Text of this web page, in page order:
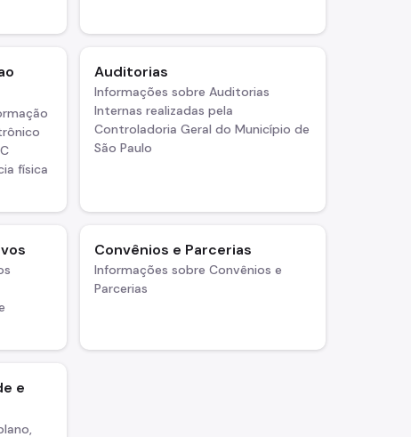
física
Auditorias
Informações sobre Auditorias
Internas realizadas pela
Controladoria Geral do Município de
São Paulo
Convênios e Parcerias
Informações sobre Convênios e
Parcerias
e